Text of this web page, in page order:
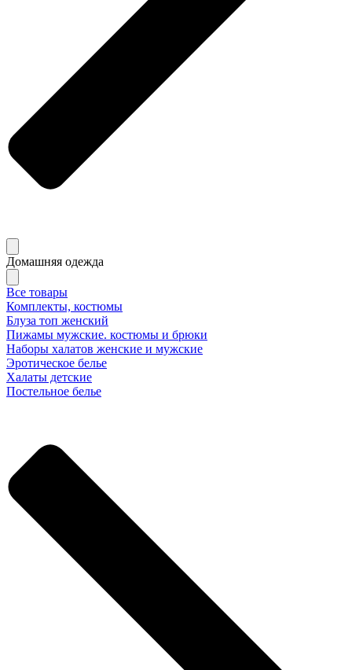
Домашняя одежда
Все товары
Комплекты, костюмы
Блуза топ женский
Пижамы мужские. костюмы и брюки
Наборы халатов женские и мужские
Эротическое белье
Халаты детские
Постельное белье